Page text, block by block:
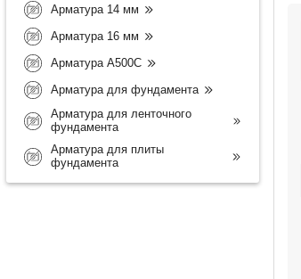
Арматура 14 мм
Арматура 16 мм
Арматура А500С
Арматура для фундамента
Арматура для ленточного
фундамента
Арматура для плиты
фундамента